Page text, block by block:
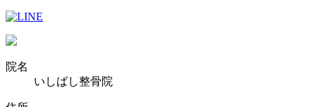
院名
いしばし整骨院